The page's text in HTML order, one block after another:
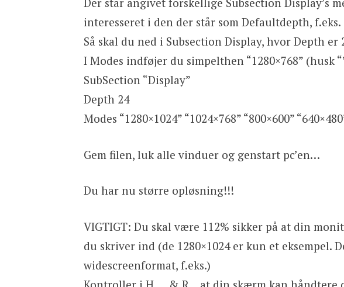
interesseret i den der står som Defaultdepth, f.eks.
Så skal du ned i Subsection Display, hvor Depth er
I Modes indføjer du simpelthen “1280×768” (husk
SubSection “Display”
Depth 24
Modes “1280×1024” “1024×768” “800×600”
Gem filen, luk alle vinduer og genstart pc’en…
Du har nu større opløsning!!!
VIGTIGT: Du skal være 112% sikker på at din
du skriver ind (de 1280×1024 er kun et eksempel.
widescreenformat, f.eks.)